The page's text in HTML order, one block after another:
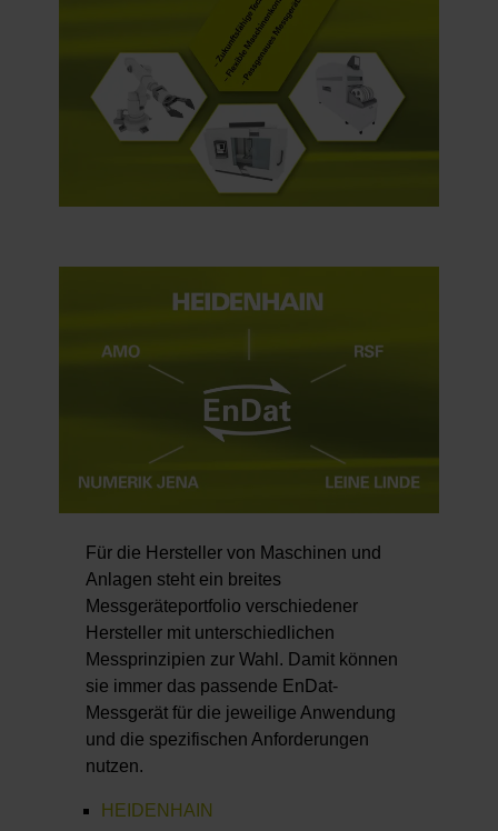
Für die Hersteller von Maschinen und
Anlagen steht ein breites
Messgeräteportfolio verschiedener
Hersteller mit unterschiedlichen
Messprinzipien zur Wahl. Damit können
sie immer das passende EnDat-
Messgerät für die jeweilige Anwendung
und die spezifischen Anforderungen
nutzen.
HEIDENHAIN